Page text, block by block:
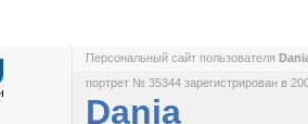
Персональный сайт пользователя
портрет № 35344 зарегистрирован в
Dania